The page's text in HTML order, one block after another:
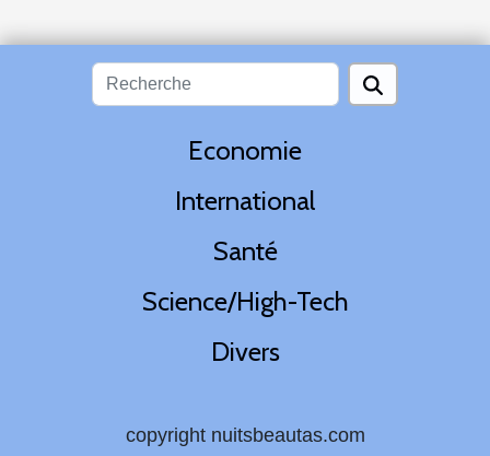
Economie
International
Santé
Science/High-Tech
Divers
copyright nuitsbeautas.com